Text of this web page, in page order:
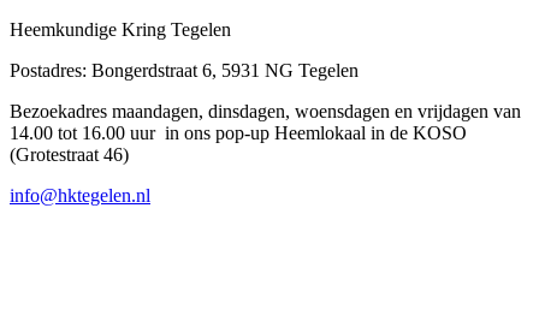
Heemkundige Kring Tegelen
Postadres: Bongerdstraat 6, 5931 NG Tegelen
Bezoekadres maandagen, dinsdagen, woensdagen en vrijdagen van
14.00 tot 16.00 uur in ons pop-up Heemlokaal in de KOSO
(Grotestraat 46)
info@hktegelen.nl